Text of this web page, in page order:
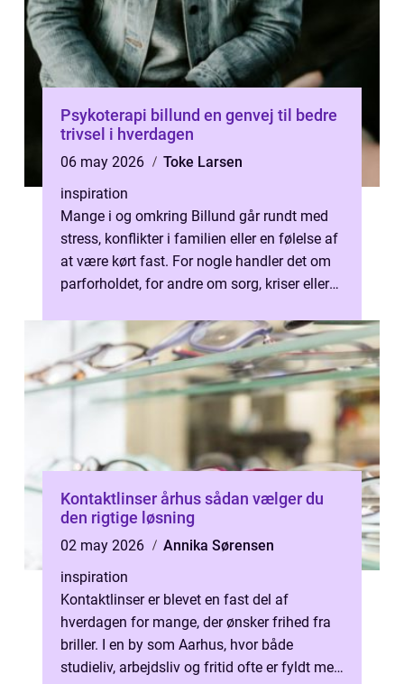
Psykoterapi billund en genvej til bedre
trivsel i hverdagen
06 may 2026
Toke Larsen
inspiration
Mange i og omkring Billund går rundt med
stress, konflikter i familien eller en følelse af
at være kørt fast. For nogle handler det om
parforholdet, for andre om sorg, kriser eller
Kontaktlinser århus sådan vælger du
den rigtige løsning
02 may 2026
Annika Sørensen
inspiration
Kontaktlinser er blevet en fast del af
hverdagen for mange, der ønsker frihed fra
briller. I en by som Aarhus, hvor både
studieliv, arbejdsliv og fritid ofte er fyldt med